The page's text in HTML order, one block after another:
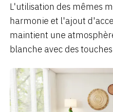
L'utilisation des mêmes
harmonie et l'ajout
maintient une
blanche avec des